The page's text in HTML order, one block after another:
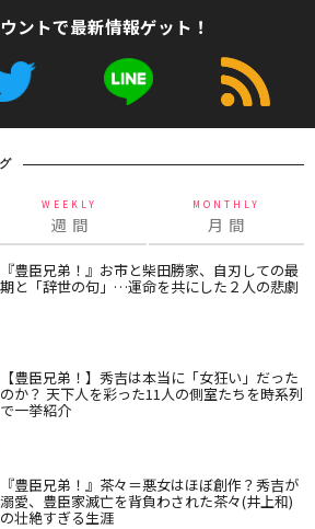
ントで最新情報ゲット！
WEEKLY
週 間
MONTHLY
月 間
『豊臣兄弟！』お市と柴田勝家、自刃しての最
期と「辞世の句」…運命を共にした２人の悲劇
【豊臣兄弟！】秀吉は本当に「女狂い」だった
のか？ 天下人を彩った11人の側室たちを時系列
で一挙紹介
『豊臣兄弟！』茶々＝悪女はほぼ創作？秀吉が
溺愛、豊臣家滅亡を背負わされた茶々(井上和)
の壮絶すぎる生涯